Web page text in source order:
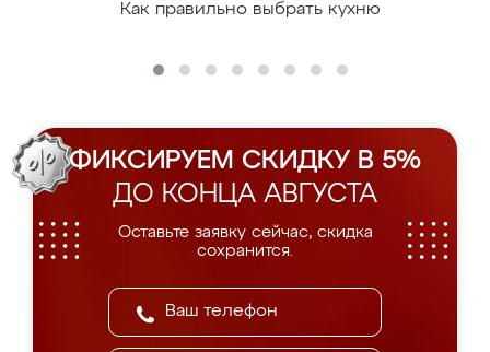
Как правильно выбрать кухню
ФИКСИРУЕМ СКИДКУ В 5%
ДО КОНЦА АВГУСТА
Оставьте заявку сейчас, скидка
сохранится.